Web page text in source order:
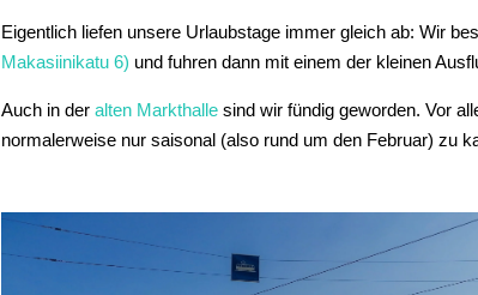
Eigentlich liefen unsere Urlaubstage immer gleich ab: Wir
Makasiinikatu 6) und fuhren dann mit einem der kleinen
Auch in deralten Markthalle sind wir fündig geworden. Vor
normalerweise nur saisonal (also rund um den Februar) zu